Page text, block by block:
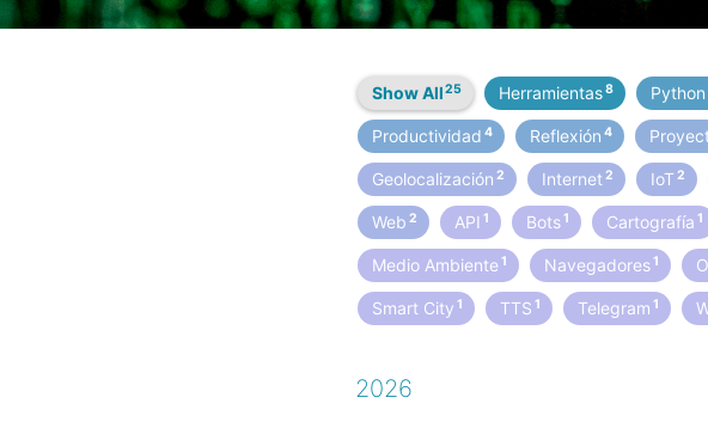
Show All25 Herramientas8
Productividad4 Reflexión4
Geolocalización2 Internet2 IoT2
Web2 API1 Bots1 Cartografía1
Medio Ambiente1 Navegadores1
Smart City1 TTS1 Telegram1
2026